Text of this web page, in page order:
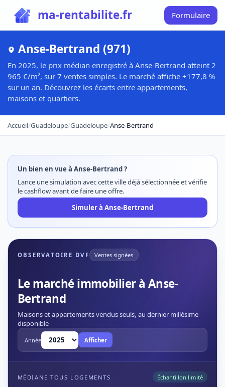
ma-rentabilite.fr Formulaire
Anse-Bertrand (971)
En 2025, le prix médian enregistré à Anse-Bertrand atteint 2
965 €/m², sur 7 ventes simples. Le marché affiche +177,8 %
sur un an. Découvrez les écarts entre appartements,
maisons et quartiers.
Accueil/Guadeloupe/Guadeloupe/Anse-Bertrand
Un bien en vue à Anse-Bertrand ?
Lance une simulation avec cette ville déjà sélectionnée et vérifie
le cashflow avant de faire une offre.
Simuler à Anse-Bertrand
OBSERVATOIRE DVF Ventes signées
Le marché immobilier à Anse-
Bertrand
Maisons et appartements vendus seuls, au dernier millésime
disponible
Année Afficher
MÉDIANE TOUS LOGEMENTS Échantillon limité